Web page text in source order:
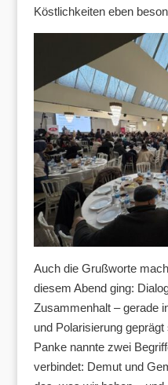
Köstlichkeiten eben
Auch die Grußworte
diesem Abend ging:
Zusammenhalt – gerade
und Polarisierung
Panke nannte zwei
verbindet: Demut und